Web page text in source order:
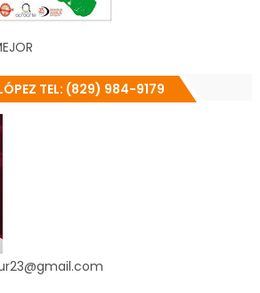
TEL: (829) 984-9179